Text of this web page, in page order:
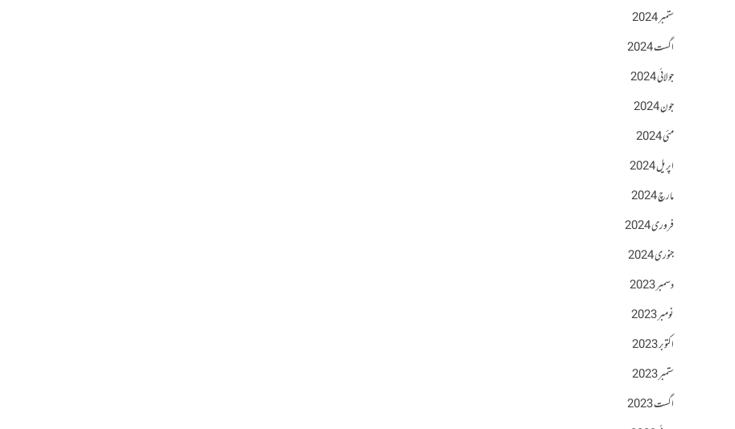
ستمبر 2024
اگست 2024
جولائی 2024
جون 2024
مئی 2024
اپریل 2024
مارچ 2024
فروری 2024
جنوری 2024
دسمبر 2023
نومبر 2023
اکتوبر 2023
ستمبر 2023
اگست 2023